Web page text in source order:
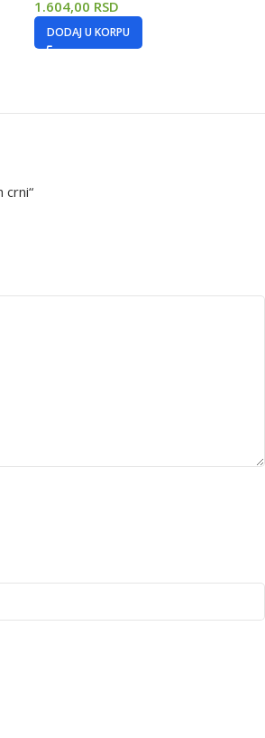
1.604,00 RSD
DODAJ U KORPU
crni“